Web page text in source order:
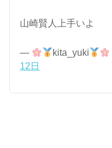
山崎賢人上手いよ
— kita_yuki
12日